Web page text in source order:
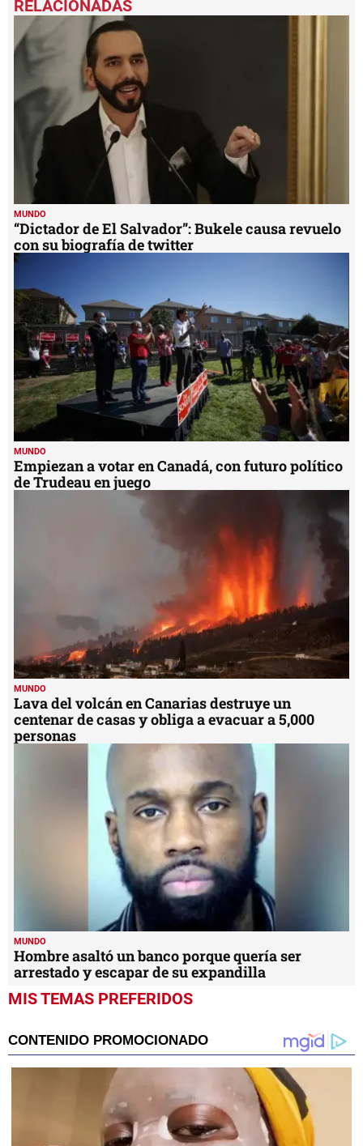
MUNDO
“Dictador de El Salvador”: Bukele causa revuelo
con su biografía de twitter
MUNDO
Empiezan a votar en Canadá, con futuro político
de Trudeau en juego
MUNDO
Lava del volcán en Canarias destruye un
centenar de casas y obliga a evacuar a 5,000
personas
MUNDO
Hombre asaltó un banco porque quería ser
arrestado y escapar de su expandilla
MIS TEMAS PREFERIDOS